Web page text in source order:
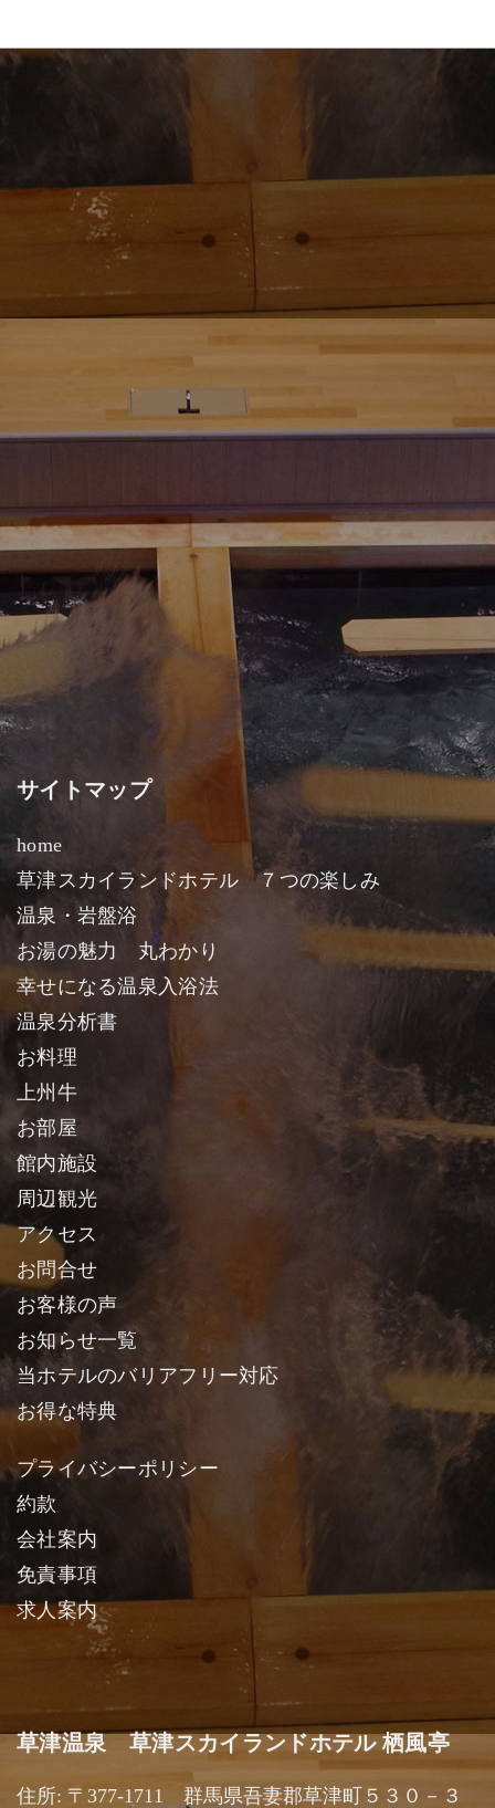
サイトマップ
home
草津スカイランドホテル ７つの楽しみ
温泉・岩盤浴
お湯の魅力 丸わかり
幸せになる温泉入浴法
温泉分析書
お料理
上州牛
お部屋
館内施設
周辺観光
アクセス
お問合せ
お客様の声
お知らせ一覧
当ホテルのバリアフリー対応
お得な特典
プライバシーポリシー
約款
会社案内
免責事項
求人案内
草津温泉 草津スカイランドホテル 栖風亭
住所: 〒377-1711 群馬県吾妻郡草津町５３０－３